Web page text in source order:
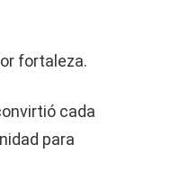
fortaleza.
cada
para